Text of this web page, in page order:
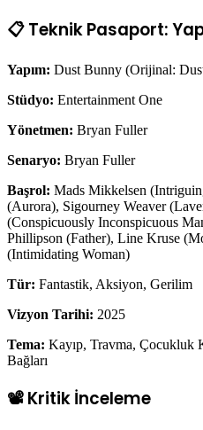
📋 Teknik Pasaport:
Yapım: Dust Bunny (Orijinal:
Stüdyo: Entertainment One
Yönetmen: Bryan Fuller
Senaryo: Bryan Fuller
Başrol: Mads Mikkelsen
(Aurora), Sigourney Weaver
(Conspicuously Inconspicuous
Phillipson (Father), Line Kruse
(Intimidating Woman)
Tür: Fantastik, Aksiyon, Gerilim
Vizyon Tarihi: 2025
Tema: Kayıp, Travma, Çocukluk
Bağları
📽️ Kritik İnceleme